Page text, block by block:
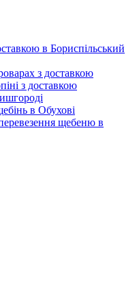
в Бориспільський
з доставкою
з доставкою
в Обухові
щебеню в